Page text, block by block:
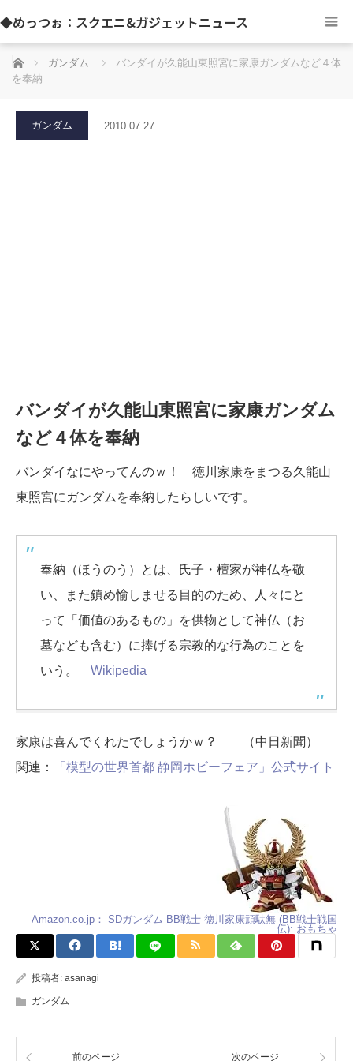
◆めっつぉ：スクエニ&ガジェットニュース
ホーム ガンダム
バンダイが久能山東照宮に家康ガンダムなど４体
を奉納
ガンダム 2010.07.27
バンダイが久能山東照宮に家康ガンダム
など４体を奉納
バンダイなにやってんのｗ！ 徳川家康をまつる久能山
東照宮にガンダムを奉納したらしいです。
奉納（ほうのう）とは、氏子・檀家が神仏を敬
い、また鎮め愉しませる目的のため、人々にと
って「価値のあるもの」を供物として神仏（お
墓なども含む）に捧げる宗教的な行為のことを
いう。 Wikipedia
家康は喜んでくれたでしょうかｗ？ （中日新聞）
関連：
「模型の世界首都 静岡ホビーフェア」公式サイト
Amazon.co.jp： SDガンダム BB戦士 徳川家康頑駄無 (BB戦士戦国
伝): おもちゃ
投稿者: asanagi
ガンダム
前のページ 次のページ